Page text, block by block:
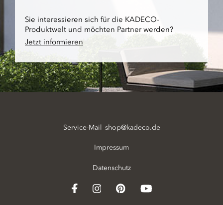
Sie interessieren sich für die KADECO-
Produktwelt und möchten Partner werden?
Jetzt informieren
Service-Mail shop@kadeco.de
Impressum
Datenschutz